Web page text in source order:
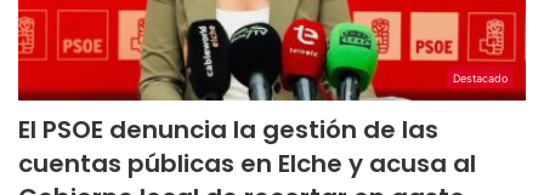
Destacado
El PSOE denuncia la gestión de las
cuentas públicas en Elche y acusa al